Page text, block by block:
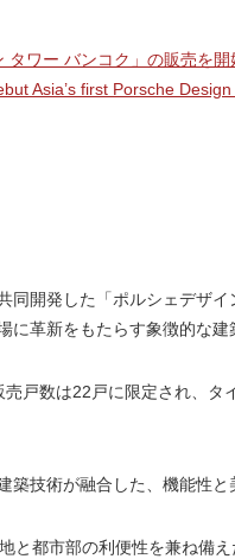
ワー バンコク」の販売を開
Asia’s first Porsche
同開発した「ポルシェデザ
革新をもたらす象徴的な建
戸数は22戸に限定され、タ
技術が融合した、機能性と
と都市部の利便性を兼ね備